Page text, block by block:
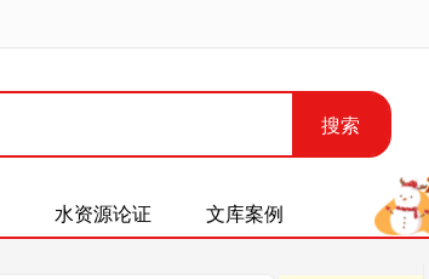
搜索
水资源论证 文库案例